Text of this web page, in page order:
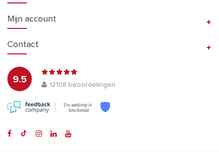
Mijn account
Contact
9.5
12108 beoordelingen
Uw aankoop is
beschermd